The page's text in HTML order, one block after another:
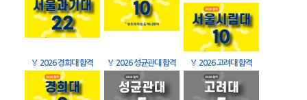
🏅 2026 경희대 합격 🏅 2026 성균관대 합격 🏅 2026 고려대 합격